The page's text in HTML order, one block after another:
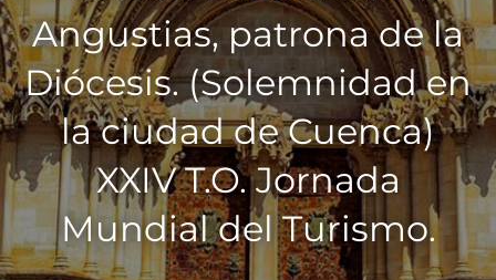
Angustias, patrona de la
Diócesis. (Solemnidad en
la ciudad de Cuenca)
XXIV T.O. Jornada
Mundial del Turismo.